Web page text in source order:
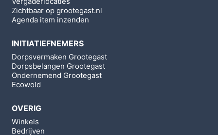
Zichtbaar op grootegast.nl
Agenda item inzenden
INITIATIEFNEMERS
Dorpsvermaken Grootegast
Dorpsbelangen Grootegast
Ondernemend Grootegast
Ecowold
OVERIG
Winkels
Bedrijven